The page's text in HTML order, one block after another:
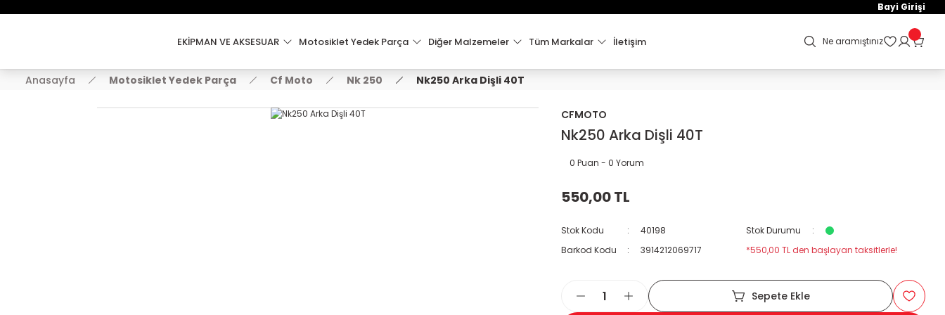
2000 TL VE ÜZERİ KARGO ÜCRETSİZ !
Bayi Girişi
EKİPMAN VE AKSESUAR Motosiklet Yedek Parça Diğer Malzemeler Tüm Markalar İletişim Ne aramıştınız
Anasayfa Motosiklet Yedek Parça Cf Moto Nk 250 Nk250 Arka Dişli 40T
CFMOTO
Nk250 Arka Dişli 40T
0 Puan - 0 Yorum
550,00 TL
Stok Kodu 40198
Stok Durumu
Barkod Kodu
3914212069717 *550,00 TL den başlayan taksitlerle!
Sepete Ekle